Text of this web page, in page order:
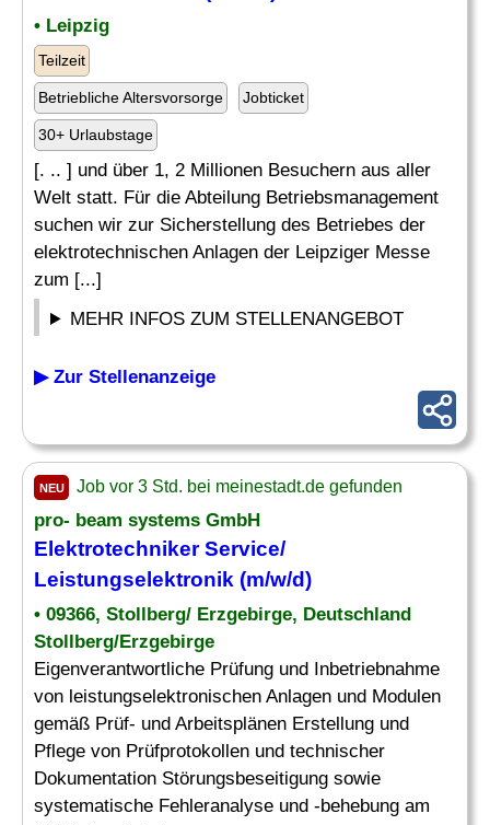
• Leipzig
Teilzeit
Betriebliche Altersvorsorge Jobticket
30+ Urlaubstage
[. .. ] und über 1, 2 Millionen Besuchern aus aller
Welt statt. Für die Abteilung Betriebsmanagement
suchen wir zur Sicherstellung des Betriebes der
elektrotechnischen Anlagen der Leipziger Messe
zum [...]
MEHR INFOS ZUM STELLENANGEBOT
▶ Zur Stellenanzeige
NEU Job vor 3 Std. bei meinestadt.de gefunden
pro- beam systems GmbH
ElektrotechnikerService/
Leistungselektronik (m/w/d)
• 09366, Stollberg/ Erzgebirge, Deutschland
Stollberg/Erzgebirge
Eigenverantwortliche Prüfung und Inbetriebnahme
von leistungselektronischen Anlagen und Modulen
gemäß Prüf- und Arbeitsplänen Erstellung und
Pflege von Prüfprotokollen und technischer
Dokumentation Störungsbeseitigung sowie
systematische Fehleranalyse und -behebung am